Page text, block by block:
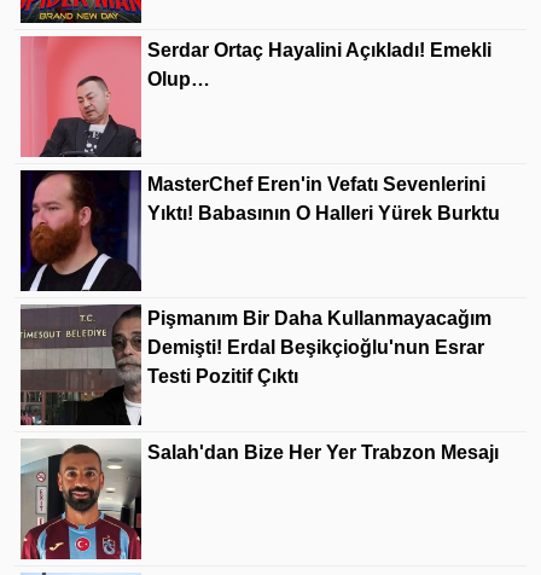
Serdar Ortaç Hayalini Açıkladı! Emekli
Olup…
MasterChef Eren'in Vefatı Sevenlerini
Yıktı! Babasının O Halleri Yürek Burktu
Pişmanım Bir Daha Kullanmayacağım
Demişti! Erdal Beşikçioğlu'nun Esrar
Testi Pozitif Çıktı
Salah'dan Bize Her Yer Trabzon Mesajı